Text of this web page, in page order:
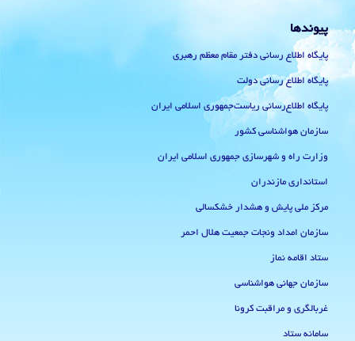
پیوندها
پایگاه اطلاع رسانی دفتر مقام معظم رهبری
پایگاه اطلاع رسانی دولت
پایگاه اطلاع‌رسانی ریاست‌جمهوری اسلامی ایران
سازمان هواشناسی کشور
وزارت راه و شهرسازی جمهوری اسلامی ایران
استانداری مازندران
مرکز ملی پایش و هشدار خشکسالی
سازمان امداد ونجات جمعیت هلال احمر
ستاد اقامه نماز
سازمان جهانی هواشناسی
غربالگری و مراقبت کرونا
سامانه ستاد